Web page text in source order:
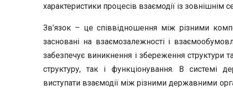
характеристики процесів взаємодії із зовнішнім
Зв’язок – це співвідношення між різними
засновані на взаємозалежності і
забезпечує виникнення і збереження структури
структуру, так і функціонування. В системі
виступати взаємодії між різними державними